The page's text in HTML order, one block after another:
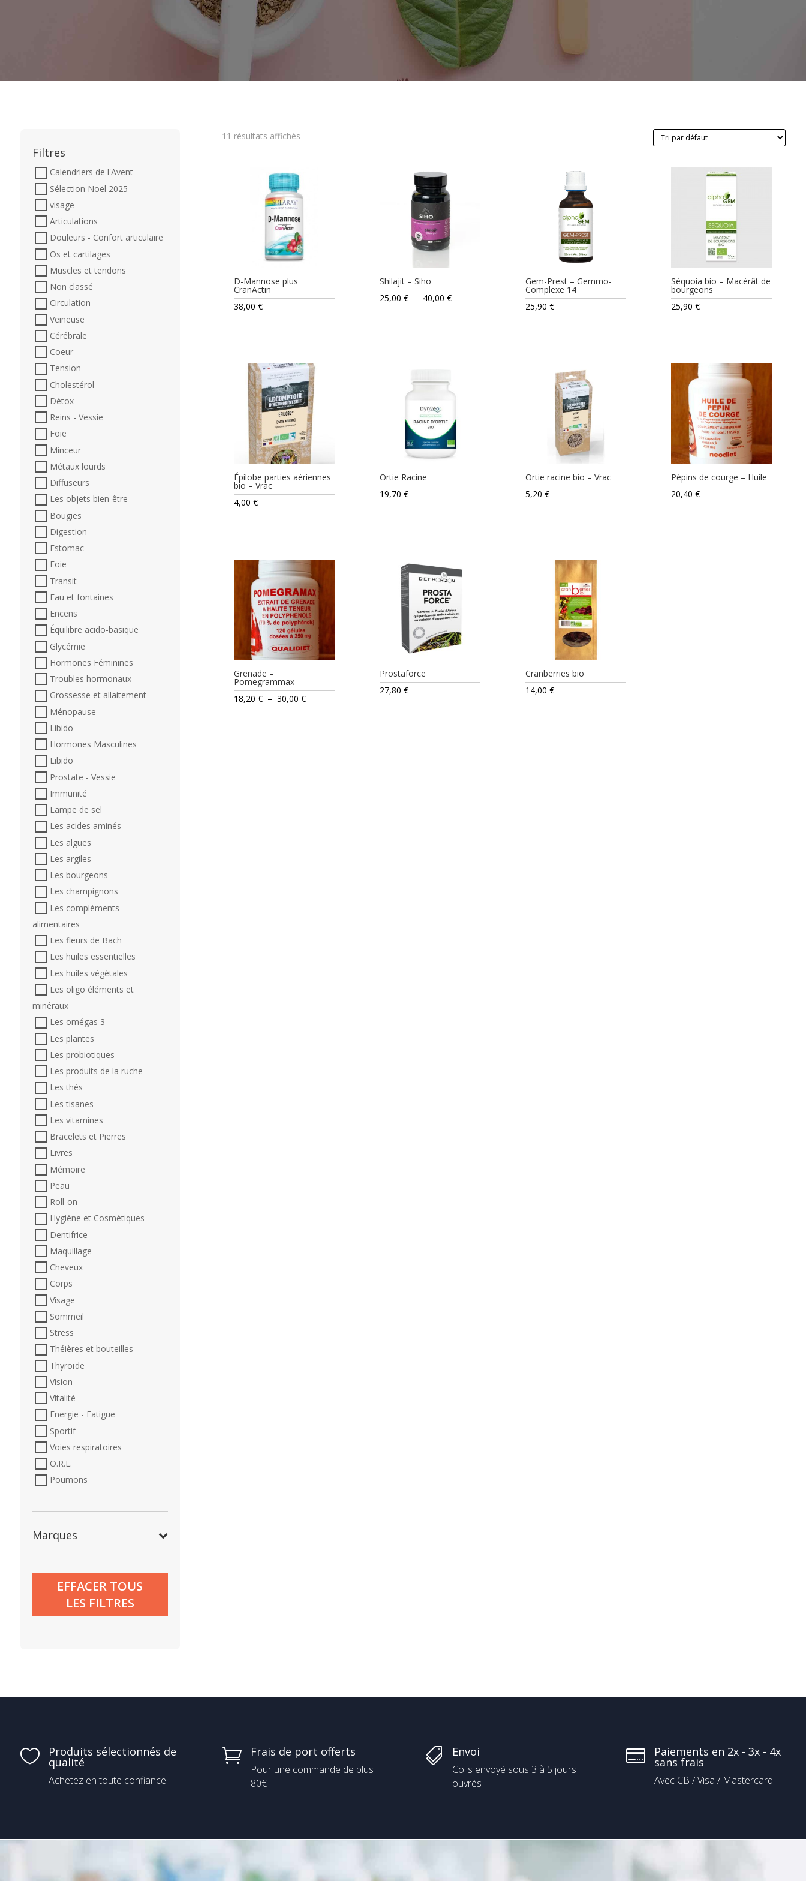
Filtres
Calendriers de l'Avent
Sélection Noël 2025
visage
Articulations
Douleurs - Confort articulaire
Os et cartilages
Muscles et tendons
Non classé
Circulation
Veineuse
Cérébrale
Coeur
Tension
Cholestérol
Détox
Reins - Vessie
Foie
Minceur
Métaux lourds
Diffuseurs
Les objets bien-être
Bougies
Digestion
Estomac
Foie
Transit
Eau et fontaines
Encens
Équilibre acido-basique
Glycémie
Hormones Féminines
Troubles hormonaux
Grossesse et allaitement
Ménopause
Libido
Hormones Masculines
Libido
Prostate - Vessie
Immunité
Lampe de sel
Les acides aminés
Les algues
Les argiles
Les bourgeons
Les champignons
Les compléments
alimentaires
Les fleurs de Bach
Les huiles essentielles
Les huiles végétales
Les oligo éléments et
minéraux
Les omégas 3
Les plantes
Les probiotiques
Les produits de la ruche
Les thés
Les tisanes
Les vitamines
Bracelets et Pierres
Livres
Mémoire
Peau
Roll-on
Hygiène et Cosmétiques
Dentifrice
Maquillage
Cheveux
Corps
Visage
Sommeil
Stress
Théières et bouteilles
Thyroïde
Vision
Vitalité
Energie - Fatigue
Sportif
Voies respiratoires
O.R.L.
Poumons
Marques
EFFACER TOUS
LES FILTRES
11 résultats affichés
D-Mannose plus
CranActin
38,00€
Shilajit – Siho
25,00€ – 40,00€Plage
Gem-Prest – Gemmo-
Complexe 14
25,90€
Séquoia bio – Macérât de
bourgeons
25,90€
Épilobe parties aériennes
bio – Vrac
4,00€
Ortie Racine
19,70€
Ortie racine bio – Vrac
5,20€
Pépins de courge – Huile
20,40€
Grenade –
Pomegrammax
18,20€ – 30,00€Plage
Prostaforce
27,80€
Cranberries bio
14,00€
 Produits sélectionnés de
qualité
Achetez en toute confiance
 Frais de port offerts
Pour une commande de plus
80€
 Envoi
Colis envoyé sous 3 à 5 jours
ouvrés
 Paiements en 2x - 3x - 4x
sans frais
Avec CB / Visa / Mastercard